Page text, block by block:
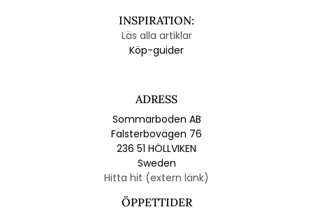
INSPIRATION:
Läs alla artiklar
Köp-guider
ADRESS
Sommarboden AB
Falsterbovägen 76
236 51 HÖLLVIKEN
Sweden
Hitta hit (extern länk)
ÖPPETTIDER